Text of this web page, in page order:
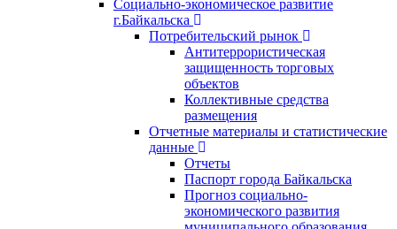
Социально-экономическое развитие
г.Байкальска
Потребительский рынок
Антитеррористическая
защищенность торговых
объектов
Коллективные средства
размещения
Отчетные материалы и статистические
данные
Отчеты
Паспорт города Байкальска
Прогноз социально-
экономического развития